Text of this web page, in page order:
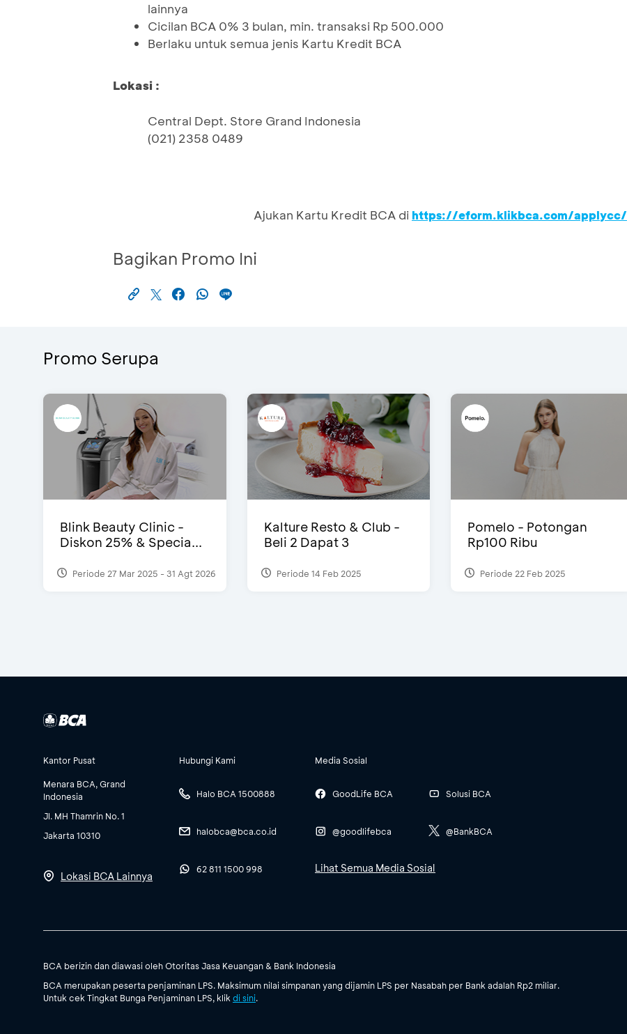
lainnya
Cicilan BCA 0% 3 bulan, min. transaksi Rp 500.000
Berlaku untuk semua jenis Kartu Kredit BCA
Lokasi :
Central Dept. Store Grand Indonesia
(021) 2358 0489
Ajukan Kartu Kredit BCA di https://eform.klikbca.com/applycc/
Bagikan Promo Ini
Promo Serupa
Blink Beauty Clinic -
Diskon 25% & Specia...
Periode 27 Mar 2025 - 31 Agt 2026
Kalture Resto & Club -
Beli 2 Dapat 3
Periode 14 Feb 2025
Pomelo - Potongan
Rp100 Ribu
Periode 22 Feb 2025
Kantor Pusat
Menara BCA, Grand
Indonesia
Jl. MH Thamrin No. 1
Jakarta 10310
Lokasi BCA Lainnya
Hubungi Kami
Halo BCA 1500888
halobca@bca.co.id
62 811 1500 998
Media Sosial
GoodLife BCA
@goodlifebca
Solusi BCA
@BankBCA
Lihat Semua Media Sosial
BCA berizin dan diawasi oleh Otoritas Jasa Keuangan & Bank Indonesia
BCA merupakan peserta penjaminan LPS. Maksimum nilai simpanan yang dijamin LPS per Nasabah per Bank adalah Rp2 miliar.
Untuk cek Tingkat Bunga Penjaminan LPS, klik di sini.